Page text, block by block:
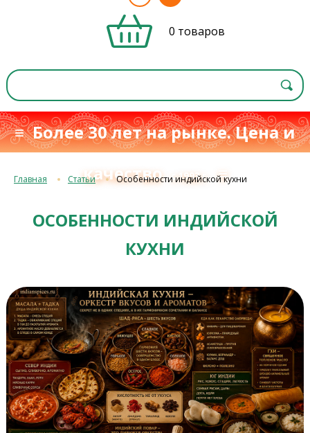
0 товаров
≡ Более 30 лет на рынке. Цена и
качествос 1993 г.≡
Главная Статьи Особенности индийской кухни
ОСОБЕННОСТИ ИНДИЙСКОЙ
КУХНИ